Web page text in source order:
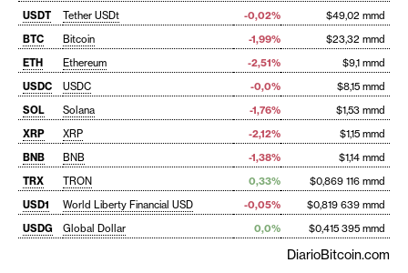
USDT Tether USDt -0,02%
$49,02 mmd
BTC
Bitcoin -1,99%
$23,32 mmd
ETH
Ethereum -2,51%
$9,1 mmd
USDC
USDC -0,0%
$8,15 mmd
SOL
Solana -1,76%
$1,53 mmd
XRP
XRP -2,12%
$1,15 mmd
BNB
BNB -1,38%
$1,14 mmd
TRX
TRON 0,33%
$0,869 116 mmd
USD1
World Liberty Financial USD -0,05%
$0,819 639 mmd
USDG
Global Dollar 0,0% $0,415 395 mmd
DiarioBitcoin.com